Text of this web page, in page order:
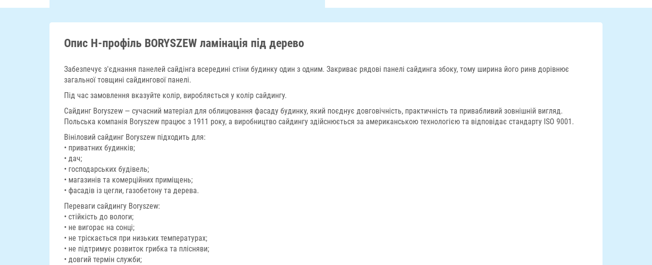
Опис Н-профіль BORYSZEW ламінація під дерево
Забезпечує з'єднання панелей сайдінга всередині стіни будинку один з одним. Закриває рядові панелі сайдинга збоку, тому ширина його ринв дорівнює
загальної товщині сайдингової панелі.
Під час замовлення вказуйте колір, виробляється у колір сайдингу.
Сайдинг Boryszew — сучасний матеріал для облицювання фасаду будинку, який поєднує довговічність, практичність та привабливий зовнішній вигляд.
Польська компанія Boryszew працює з 1911 року, а виробництво сайдингу здійснюється за американською технологією та відповідає стандарту ISO 9001.
Вініловий сайдинг Boryszew підходить для:
• приватних будинків;
• дач;
• господарських будівель;
• магазинів та комерційних приміщень;
• фасадів із цегли, газобетону та дерева.
Переваги сайдингу Boryszew:
• стійкість до вологи;
• не вигорає на сонці;
• не тріскається при низьких температурах;
• не підтримує розвиток грибка та плісняви;
• довгий термін служби;